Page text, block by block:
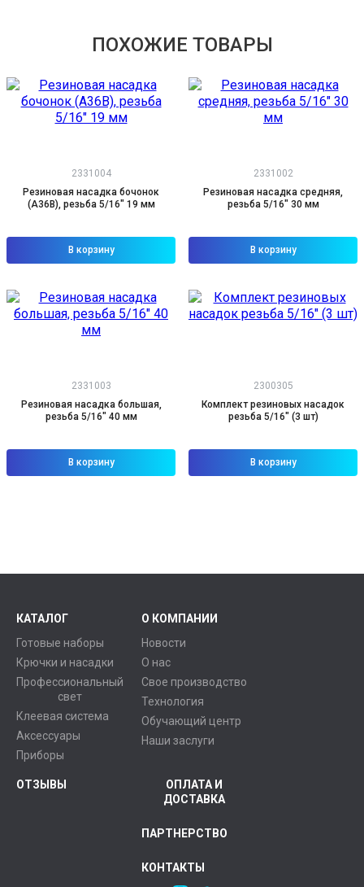
ПОХОЖИЕ ТОВАРЫ
2331004
Резиновая насадка бочонок
(A36B), резьба 5/16" 19 мм
В корзину
2331002
Резиновая насадка средняя,
резьба 5/16" 30 мм
В корзину
2331003
Резиновая насадка большая,
резьба 5/16" 40 мм
В корзину
2300305
Комплект резиновых насадок
резьба 5/16" (3 шт)
В корзину
КАТАЛОГ
Готовые наборы
Крючки и насадки
Профессиональный
свет
Клеевая система
Аксессуары
Приборы
О КОМПАНИИ
Новости
О нас
Свое производство
Технология
Обучающий центр
Наши заслуги
ОТЗЫВЫ
ОПЛАТА И
ДОСТАВКА
ПАРТНЕРСТВО
КОНТАКТЫ